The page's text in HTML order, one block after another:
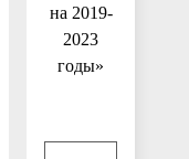
на 2019-
2023
годы»